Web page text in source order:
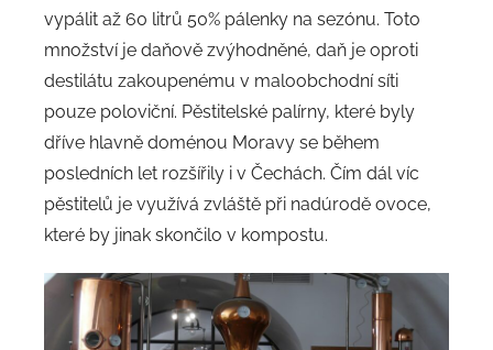
vypálit až 60 litrů 50% pálenky na sezónu. Toto
množství je daňově zvýhodněné, daň je oproti
destilátu zakoupenému v maloobchodní síti
pouze poloviční. Pěstitelské palírny, které byly
dříve hlavně doménou Moravy se během
posledních let rozšířily i v Čechách. Čím dál víc
pěstitelů je využívá zvláště při nadúrodě ovoce,
které by jinak skončilo v kompostu.